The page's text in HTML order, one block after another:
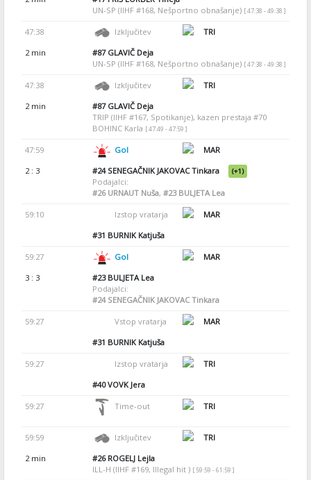
UN-SP (IIHF #168, Nešportno obnašanje) [ 47:38 - 49:38 ]
47:38 Izključitev
TRI
2 min
#87GLAVIČ Deja
UN-SP (IIHF #168, Nešportno obnašanje) [ 47:38 - 49:38 ]
47:38 Izključitev
TRI
2 min
#87GLAVIČ Deja
TRIP (IIHF #167, Spotikanje), kazen prestaja #70
BOHINC Karla [ 47:49 - 47:59 ]
47:59 Gol
MAR
2 : 3
#24SENEGAČNIK JAKOVAC Tinkara (+1)
Podajalci:
#26URNAUT Nuša, #23BULJETA Lea
59:10 Izstop vratarja
MAR
#31 BURNIK Katjuša
59:27 Gol
MAR
3 : 3
#23BULJETA Lea
Podajalci:
#24SENEGAČNIK JAKOVAC Tinkara
59:27 Vstop vratarja
MAR
#31 BURNIK Katjuša
59:27 Izstop vratarja
TRI
#40VOVK Jera
59:27 Time-out TRI
59:59 Izključitev
TRI
2 min
#26ROGELJ Lejla
ILL-H (IIHF #169, Illegal hit ) [ 59:59 - 61:59 ]